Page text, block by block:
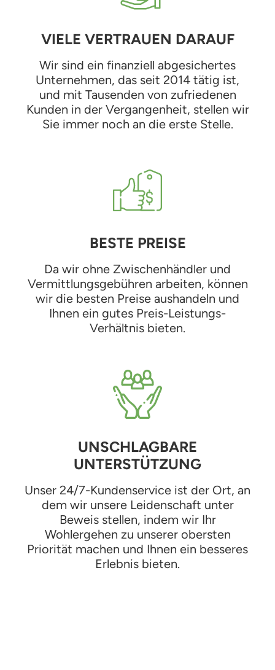
VIELE VERTRAUEN DARAUF
Wir sind ein finanziell abgesichertes
Unternehmen, das seit 2014 tätig ist,
und mit Tausenden von zufriedenen
Kunden in der Vergangenheit, stellen wir
Sie immer noch an die erste Stelle.
BESTE PREISE
Da wir ohne Zwischenhändler und
Vermittlungsgebühren arbeiten, können
wir die besten Preise aushandeln und
Ihnen ein gutes Preis-Leistungs-
Verhältnis bieten.
UNSCHLAGBARE
UNTERSTÜTZUNG
Unser 24/7-Kundenservice ist der Ort, an
dem wir unsere Leidenschaft unter
Beweis stellen, indem wir Ihr
Wohlergehen zu unserer obersten
Priorität machen und Ihnen ein besseres
Erlebnis bieten.